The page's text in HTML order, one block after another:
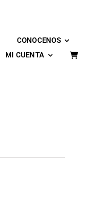
CONOCENOS
MI CUENTA